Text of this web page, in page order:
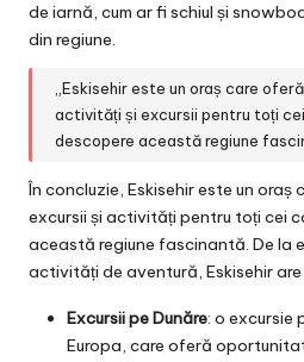
de iarnă, cum ar fi schiul și
din regiune.
„Eskisehir este un oraș care
activități și excursii pentru toți
descopere această regiune
În concluzie, Eskisehir este un
excursii și activități pentru toți cei
această regiune fascinantă. De la
activități de aventură, Eskisehir
Excursii pe Dunăre: o excursie
Europa, care oferă